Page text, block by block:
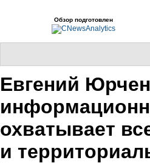
Обзор подготовлен
Евгений
охватывает
и